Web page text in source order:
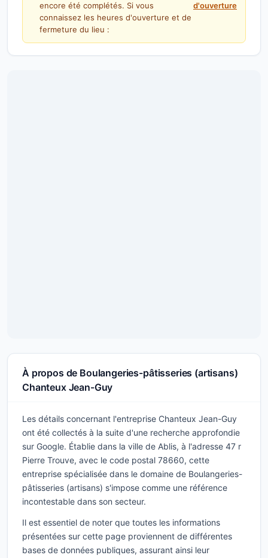
encore été complétés. Si vous
connaissez les heures d'ouverture et de
fermeture du lieu :
d'ouverture
À propos de Boulangeries-pâtisseries (artisans)
Chanteux Jean-Guy
Les détails concernant l'entreprise Chanteux Jean-Guy
ont été collectés à la suite d'une recherche approfondie
sur Google. Établie dans la ville de Ablis, à l'adresse 47 r
Pierre Trouve, avec le code postal 78660, cette
entreprise spécialisée dans le domaine de Boulangeries-
pâtisseries (artisans) s'impose comme une référence
incontestable dans son secteur.
Il est essentiel de noter que toutes les informations
présentées sur cette page proviennent de différentes
bases de données publiques, assurant ainsi leur